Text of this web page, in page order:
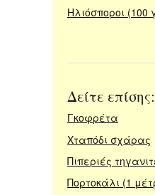
Ηλιόσποροι (100
Δείτε επίσης:
Γκοφρέτα
Χταπόδι σχάρας
Πιπεριές
Πορτοκάλι (1